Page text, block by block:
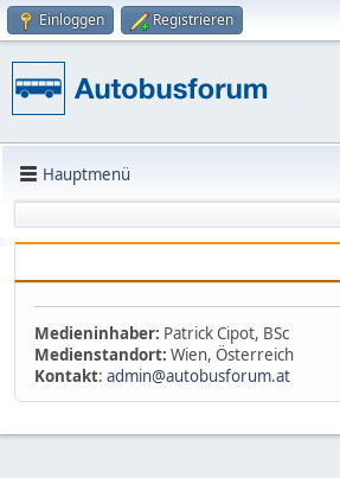
Einloggen Registrieren
Hauptmenü
Medieninhaber: Patrick Cipot, BSc
Medienstandort: Wien, Österreich
Kontakt: admin@autobusforum.at